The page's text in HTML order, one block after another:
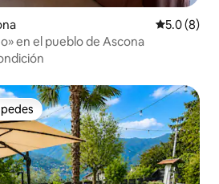
5.0 (8)
en el pueblo de Ascona
preferido